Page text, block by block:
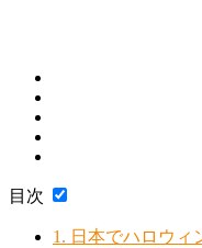
目次
1. 日本でハロウィ